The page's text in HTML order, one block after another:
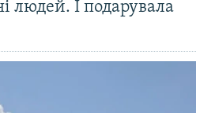
людей. І подарувала